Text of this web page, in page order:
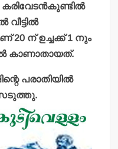
ന് ഉച്ചക്ക് 1 നും
കാണാതായത്.
പരാതിയില്‍